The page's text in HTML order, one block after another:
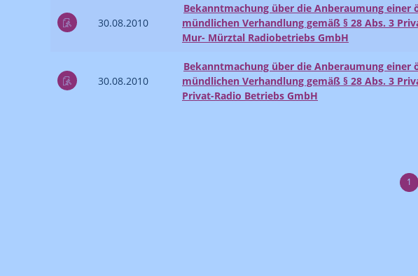
30.08.2010
Bekanntmachung über die Anberaumung einer
mündlichen Verhandlung gemäß § 28 Abs. 3
Mur- Mürztal Radiobetriebs GmbH
30.08.2010
Bekanntmachung über die Anberaumung einer
mündlichen Verhandlung gemäß § 28 Abs. 3
Privat-Radio Betriebs GmbH
1